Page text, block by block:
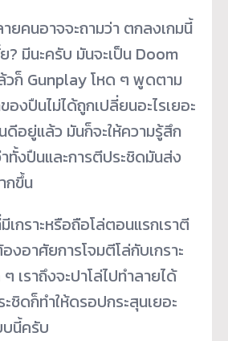
ยคนอาจจะถามว่า ตกลงเกมนี้
? มีนะครับ มันจะเป็น Doom
วก็ Gunplay โหด ๆ พูดตาม
องปืนไม่ได้ถูกเปลี่ยนอะไรเยอะ
ดีอยู่แล้ว มันก็จะให้ความรู้สึก
ทั้งปืนและการตีประชิดมันส่ง
กขึ้น
กราะหรือถือโล่ตอนแรกเราตี
งอาศัยการโจมตีโล่กับเกราะ
เราถึงจะปาโล่ไปทำลายได้
ชิดก็ทำให้ดรอปกระสุนเยอะ
นี้ครับ